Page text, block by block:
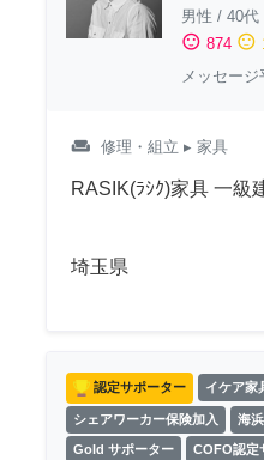
男性 / 40代
sentiment_satisfied 874 sentiment_neutral
メッセー
weekend 修理・組立 ▸ 家具
RASIK(ﾗｼｸ)家具 一級
埼玉県
認定サポーター イケア家
シェアワーカー保険加入 海
Gold サポーター COFO認定